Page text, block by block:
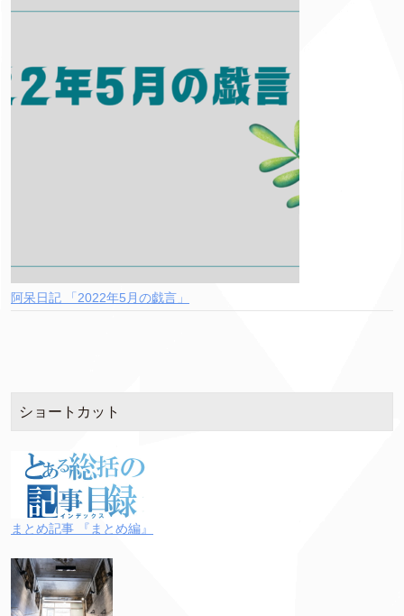
阿呆日記 「2022年5月の戯言」
ショートカット
まとめ記事 『まとめ編』